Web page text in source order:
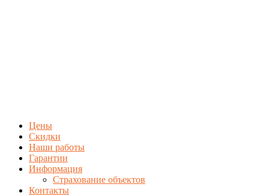
Цены
Скидки
Наши работы
Гарантии
Информация
Страхование объектов
Контакты